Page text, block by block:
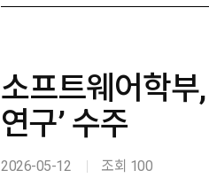
소프트웨어학부
연구’ 수주
2026-05-12 조회 100